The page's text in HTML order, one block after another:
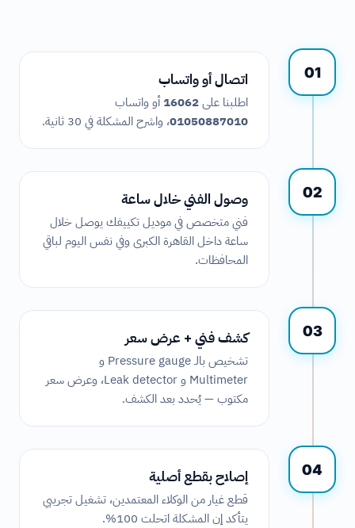
01 اتصال أو واتساب
اطلبنا على16062أو واتساب
01050887010، واشرح المشكلة في 30 ثانية.
02 وصول الفني خلال ساعة
فني متخصص في موديل تكييفك يوصل خلال
ساعة داخل القاهرة الكبرى وفي نفس اليوم لباقي
المحافظات.
03 كشف فني + عرض سعر
تشخيص بالـ Pressure gauge و
Multimeter و Leak detector، وعرض سعر
مكتوب — يُحدد بعد الكشف.
04 إصلاح بقطع أصلية
قطع غيار من الوكلاء المعتمدين، تشغيل تجريبي
يتأكد إن المشكلة اتحلت 100%.